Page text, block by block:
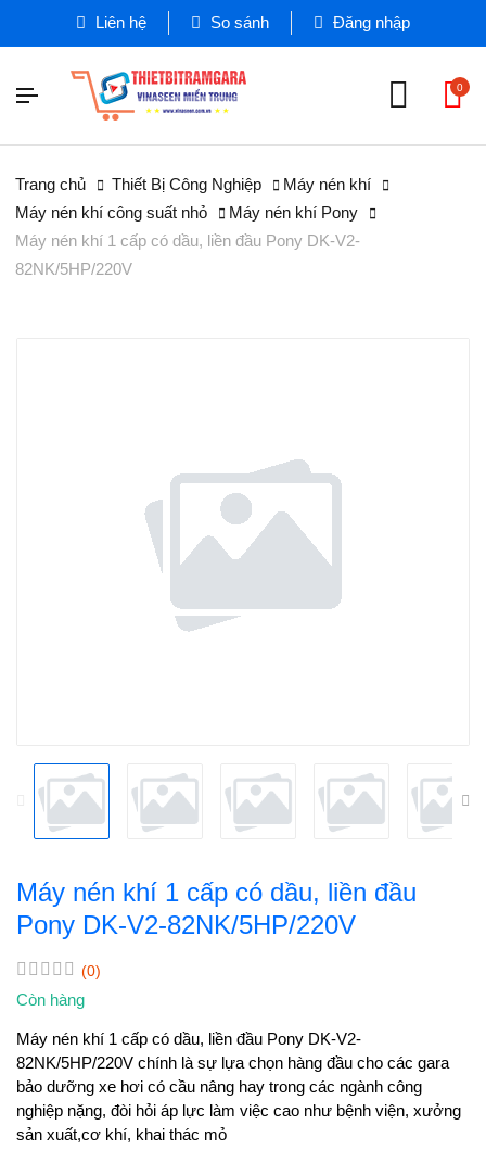
Liên hệ So sánh Đăng nhập
0
Trang chủ Thiết Bị Công Nghiệp
Máy nén khí
Máy nén khí công suất nhỏ
Máy nén khí Pony
Máy nén khí 1 cấp có dầu, liền đầu Pony DK-V2-
82NK/5HP/220V
Máy nén khí 1 cấp có dầu, liền đầu
Pony DK-V2-82NK/5HP/220V
(0)
Còn hàng
Máy nén khí 1 cấp có dầu, liền đầu Pony DK-V2-
82NK/5HP/220V chính là sự lựa chọn hàng đầu cho các gara
bảo dưỡng xe hơi có cầu nâng hay trong các ngành công
nghiệp nặng, đòi hỏi áp lực làm việc cao như bệnh viện, xưởng
sản xuất,cơ khí, khai thác mỏ